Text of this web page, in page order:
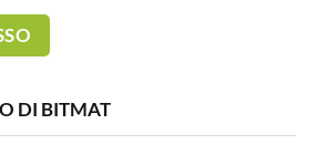
DI BITMAT